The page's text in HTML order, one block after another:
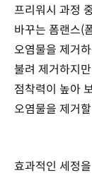
프리워시 과정
바꾸는 폼랜스(
오염물을 제거
불려 제거하지
점착력이 높아
오염물을 제거
효과적인 세정